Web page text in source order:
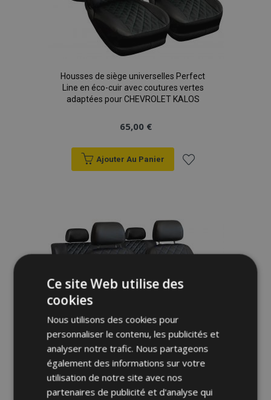
Housses de siège universelles Perfect
Line en éco-cuir avec coutures vertes
adaptées pour CHEVROLET KALOS
65,00 €
Ajouter Au Panier
liste
d'achats
Housses de siège universelles Perfect
Ce site Web utilise des
cookies
Nous utilisons des cookies pour
personnaliser le contenu, les publicités et
analyser notre trafic. Nous partageons
également des informations sur votre
utilisation de notre site avec nos
partenaires de publicité et d'analyse qui